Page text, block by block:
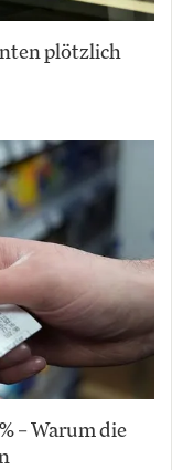
plötzlich
– Warum die